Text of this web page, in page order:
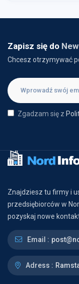
Zapisz się do
Chcesz otrzymywać
Zgadzam się z
Znajdziesz tu firmy i
przedsiębiorców w
pozyskaj nowe
Email :
Adress :